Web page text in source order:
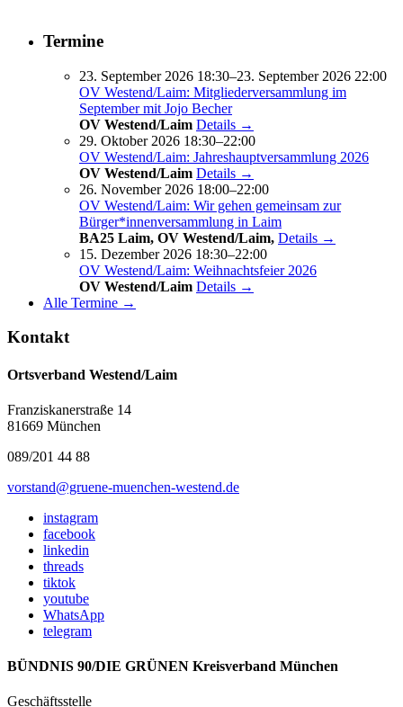
Termine
23. September 2026 18:30–23. September 2026 22:00
OV Westend/Laim: Mitgliederversammlung im
September mit Jojo Becher
OV Westend/Laim Details →
29. Oktober 2026 18:30–22:00
OV Westend/Laim: Jahreshauptversammlung 2026
OV Westend/Laim Details →
26. November 2026 18:00–22:00
OV Westend/Laim: Wir gehen gemeinsam zur
Bürger*innenversammlung in Laim
BA25 Laim, OV Westend/Laim, Details →
15. Dezember 2026 18:30–22:00
OV Westend/Laim: Weihnachtsfeier 2026
OV Westend/Laim Details →
Alle Termine →
Kontakt
Ortsverband Westend/Laim
Franziskanerstraße 14
81669 München
089/201 44 88
vorstand@gruene-muenchen-westend.de
instagram
facebook
linkedin
threads
tiktok
youtube
WhatsApp
telegram
BÜNDNIS 90/DIE GRÜNEN Kreisverband München
Geschäftsstelle